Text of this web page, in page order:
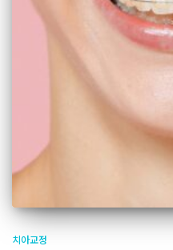
치아교정